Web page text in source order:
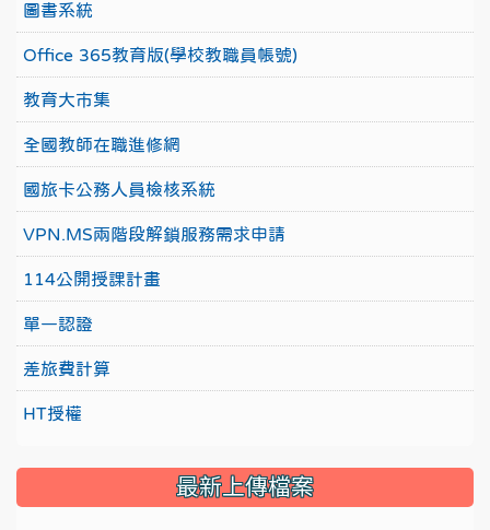
圖書系統
Office 365教育版(學校教職員帳號)
教育大市集
全國教師在職進修網
國旅卡公務人員檢核系統
VPN.MS兩階段解鎖服務需求申請
114公開授課計畫
單一認證
差旅費計算
HT授權
最新上傳檔案